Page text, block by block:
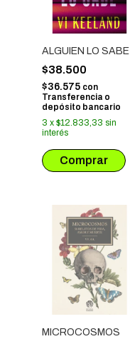
ALGUIEN LO SABE
$38.500
$36.575 con
Transferencia o
depósito bancario
3 x $12.833,33 sin
interés
MICROCOSMOS